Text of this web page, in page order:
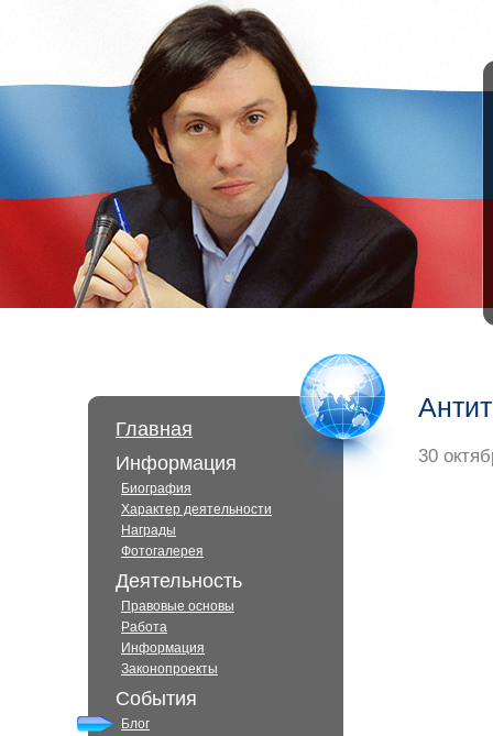
Главная
Информация
Биография
Характер деятельности
Награды
Фотогалерея
Деятельность
Правовые основы
Работа
Информация
Законопроекты
События
Блог
30